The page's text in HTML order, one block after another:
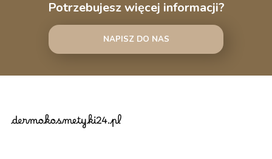
Potrzebujesz więcej informacji?
NAPISZ DO NAS